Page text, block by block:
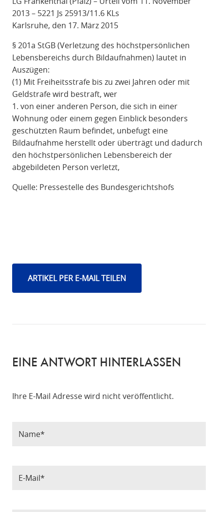
2013 – 5221 Js 25913/11.6 KLs
Karlsruhe, den 17. März 2015
§ 201a StGB (Verletzung des höchstpersönlichen
Lebensbereichs durch Bildaufnahmen) lautet in
Auszügen:
(1) Mit Freiheitsstrafe bis zu zwei Jahren oder mit
Geldstrafe wird bestraft, wer
1. von einer anderen Person, die sich in einer
Wohnung oder einem gegen Einblick besonders
geschützten Raum befindet, unbefugt eine
Bildaufnahme herstellt oder überträgt und dadurch
den höchstpersönlichen Lebensbereich der
abgebildeten Person verletzt,
Quelle: Pressestelle des Bundesgerichtshofs
ARTIKEL PER E-MAIL TEILEN
EINE ANTWORT HINTERLASSEN
Ihre E-Mail Adresse wird nicht veröffentlicht.